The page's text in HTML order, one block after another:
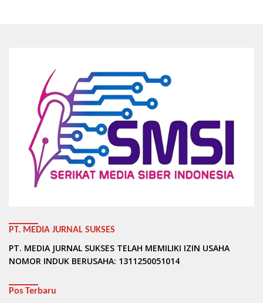
PT. MEDIA JURNAL SUKSES
PT. MEDIA JURNAL SUKSES TELAH MEMILIKI IZIN USAHA
NOMOR INDUK BERUSAHA: 1311250051014
Pos Terbaru